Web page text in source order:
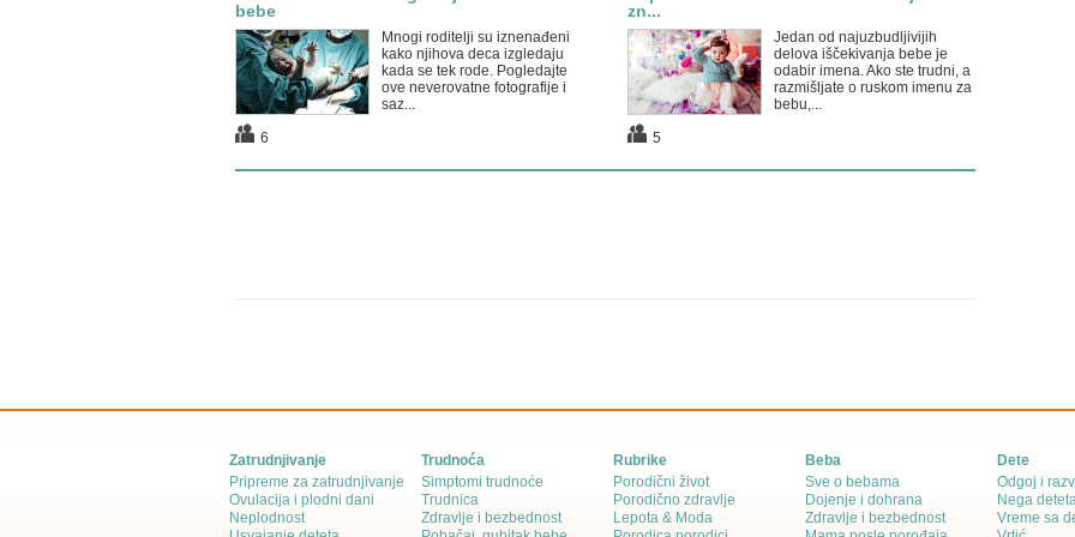
bebe
Mnogi roditelji su iznenađeni
kako njihova deca izgledaju
kada se tek rode. Pogledajte
ove neverovatne fotografije i
saz...
6
zn...
Jedan od najuzbudljivijih
delova iščekivanja bebe je
odabir imena. Ako ste trudni, a
razmišljate o ruskom imenu za
bebu,...
5
Zatrudnjivanje
Pripreme za zatrudnjivanje
Ovulacija i plodni dani
Neplodnost
Trudnoća
Simptomi trudnoće
Trudnica
Zdravlje i bezbednost
Rubrike
Porodični život
Porodično zdravlje
Lepota & Moda
Beba
Sve o bebama
Dojenje i dohrana
Zdravlje i bezbednost
Dete
Odgoj i
Nega
Vreme sa